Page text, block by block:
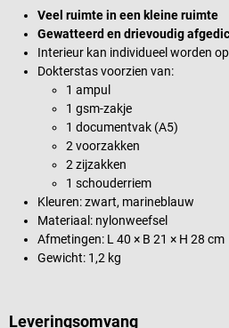
Veel ruimte in een kleine ruimte
Gewatteerd en drievoudig
Interieur kan individueel worden
Dokterstas voorzien van:
1 ampul
1 gsm-zakje
1 documentvak (A5)
2 voorzakken
2 zijzakken
1 schouderriem
Kleuren: zwart, marineblauw
Materiaal: nylonweefsel
Afmetingen: L 40 × B 21 × H 28 cm
Gewicht: 1,2 kg
Leveringsomvang